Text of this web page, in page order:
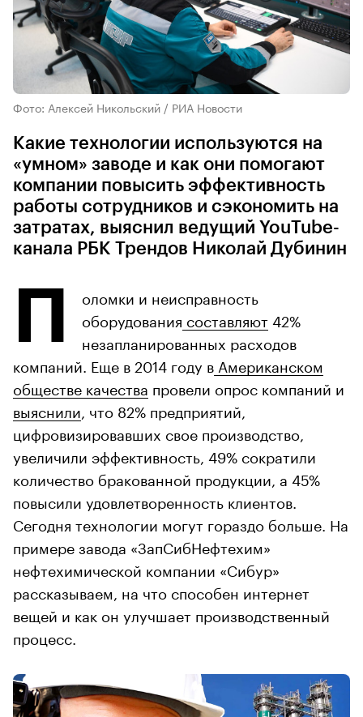
Фото: Алексей Никольский / РИА Новости
Какие технологии используются на
«умном» заводе и как они помогают
компании повысить эффективность
работы сотрудников и сэкономить на
затратах, выяснил ведущий YouTube-
канала РБК Трендов Николай Дубинин
П
оломки и неисправность
оборудования составляют42%
незапланированных расходов
компаний. Еще в 2014 году в Американском
обществе качества провели опрос компаний и
выяснили , что 82% предприятий,
цифровизировавших свое производство,
увеличили эффективность, 49% сократили
количество бракованной продукции, а 45%
повысили удовлетворенность клиентов.
Сегодня технологии могут гораздо больше. На
примере завода «ЗапСибНефтехим»
нефтехимической компании «Сибур»
рассказываем, на что способен интернет
вещей и как он улучшает производственный
процесс.